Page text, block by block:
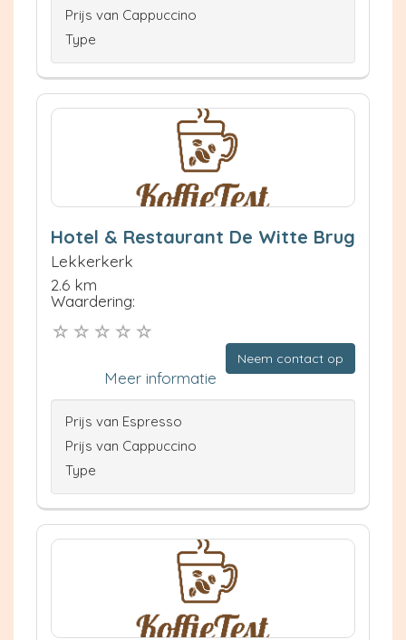
Prijs van Cappuccino
Type
Hotel & Restaurant De Witte Brug
Lekkerkerk
2.6 km
Waardering:
Neem contact op
Meer informatie
Prijs van Espresso
Prijs van Cappuccino
Type